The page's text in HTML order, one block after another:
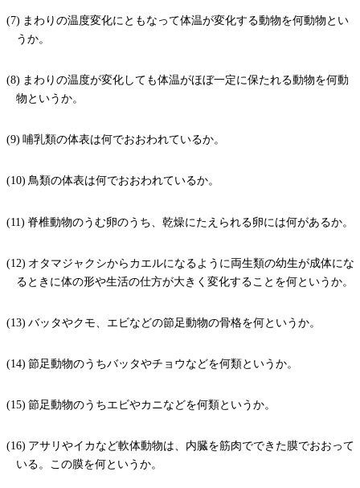
まわりの温度変化にともなって体温が変化する動物を何動物とい
うか。
まわりの温度が変化しても体温がほぼ一定に保たれる動物を何動
物というか。
哺乳類の体表は何でおおわれているか。
鳥類の体表は何でおおわれているか。
脊椎動物のうむ卵のうち、乾燥にたえられる卵には何があるか。
オタマジャクシからカエルになるように両生類の幼生が成体にな
るときに体の形や生活の仕方が大きく変化することを何というか。
バッタやクモ、エビなどの節足動物の骨格を何というか。
節足動物のうちバッタやチョウなどを何類というか。
節足動物のうちエビやカニなどを何類というか。
アサリやイカなど軟体動物は、内臓を筋肉でできた膜でおおって
いる。この膜を何というか。